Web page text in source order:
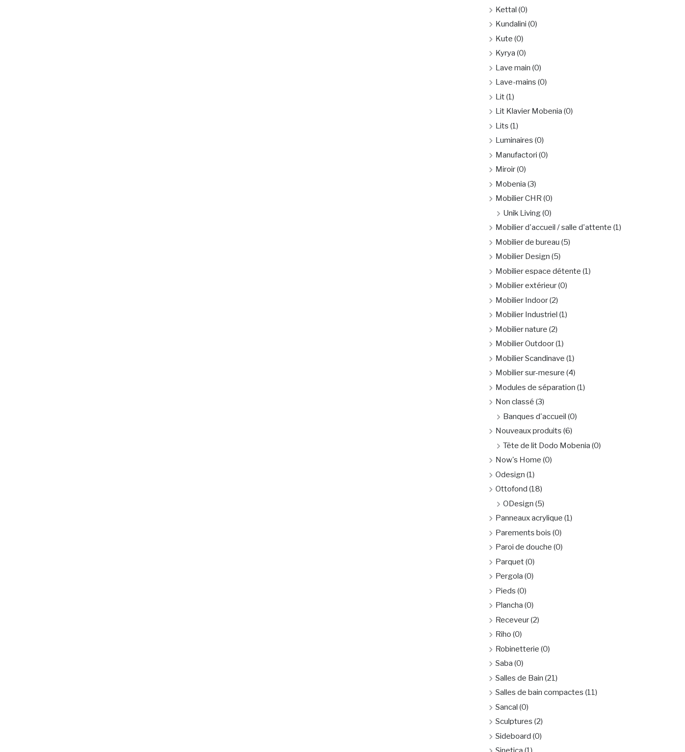
Kettal (0)
Kundalini (0)
Kute (0)
Kyrya (0)
Lave main (0)
Lave-mains (0)
Lit(1)
Lit Klavier Mobenia (0)
Lits (1)
Luminaires (0)
Manufactori (0)
Miroir(0)
Mobenia (3)
Mobilier CHR (0)
Unik Living(0)
Mobilier d'accueil / salle d'attente (1)
Mobilier de bureau (5)
Mobilier Design (5)
Mobilier espace détente (1)
Mobilier extérieur(0)
Mobilier Indoor(2)
Mobilier Industriel (1)
Mobilier nature (2)
Mobilier Outdoor(1)
Mobilier Scandinave (1)
Mobilier sur-mesure (4)
Modules de séparation (1)
Non classé (3)
Banques d'accueil (0)
Nouveaux produits (6)
Tête de lit Dodo Mobenia (0)
Now's Home (0)
Odesign (1)
Ottofond (18)
ODesign (5)
Panneaux acrylique (1)
Parements bois (0)
Paroi de douche (0)
Parquet(0)
Pergola (0)
Pieds (0)
Plancha (0)
Receveur(2)
Riho (0)
Robinetterie (0)
Saba (0)
Salles de Bain (21)
Salles de bain compactes (11)
Sancal (0)
Sculptures (2)
Sideboard (0)